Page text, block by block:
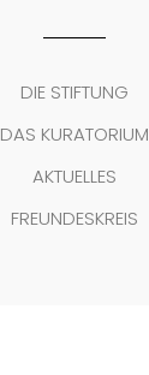
DIE STIFTUNG
DAS KURATORIUM
AKTUELLES
FREUNDESKREIS